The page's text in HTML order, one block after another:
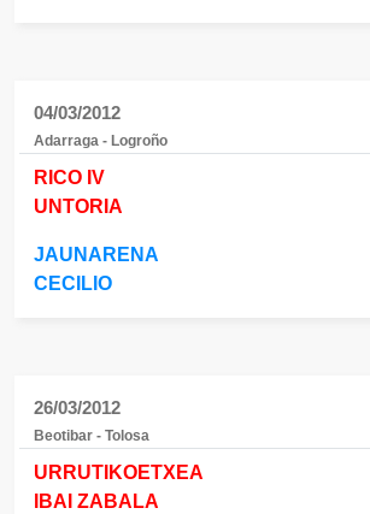
04/03/2012
Adarraga - Logroño
RICO IV
UNTORIA
JAUNARENA
CECILIO
26/03/2012
Beotibar - Tolosa
URRUTIKOETXEA
IBAI ZABALA